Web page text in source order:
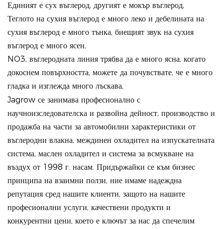
Единият е сух въглерод, другият е мокър въглерод,
Теглото на сухия въглерод е много леко и дебелината на
сухия въглерод е много тънка, биещият звук на сухия
въглерод е много ясен,
NO3, въглеродната линия трябва да е много ясна, когато
докоснем повърхността, можете да почувствате, че е много
гладка и изглежда много лъскава,
Jagrow се занимава професионално с
научноизследователска и развойна дейност, производство и
продажба на части за автомобилни характеристики от
въглеродни влакна, междинен охладител на изпускателната
система, маслен охладител и система за всмукване на
въздух от 1998 г. насам. Придържайки се към бизнес
принципа на взаимни ползи, ние имаме надеждна
репутация сред нашите клиенти, защото на нашите
професионални услуги, качествени продукти и
конкурентни цени, което е ключът за нас да спечелим